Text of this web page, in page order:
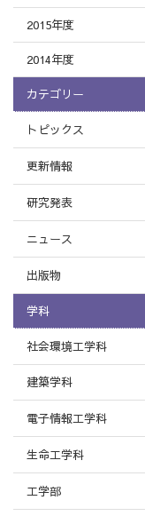
2015年度
2014年度
カテゴリー
トピックス
更新情報
研究発表
ニュース
出版物
学科
社会環境工学科
建築学科
電子情報工学科
生命工学科
工学部